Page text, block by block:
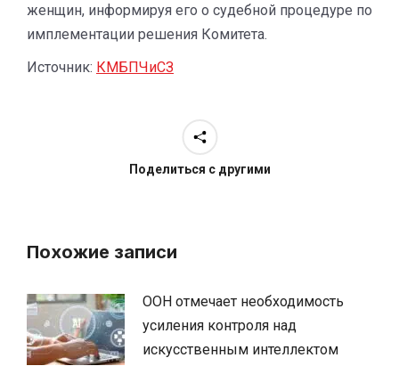
женщин, информируя его о судебной процедуре по
имплементации решения Комитета.
Источник: КМБПЧиСЗ
Поделиться с другими
Похожие записи
ООН отмечает необходимость
усиления контроля над
искусственным интеллектом